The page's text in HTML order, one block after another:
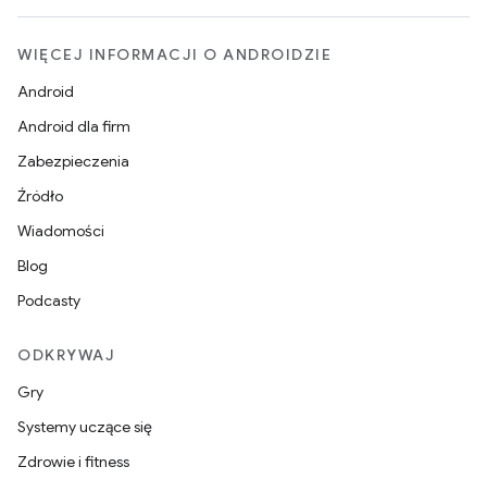
WIĘCEJ INFORMACJI O ANDROIDZIE
Android
Android dla firm
Zabezpieczenia
Źródło
Wiadomości
Blog
Podcasty
ODKRYWAJ
Gry
Systemy uczące się
Zdrowie i fitness